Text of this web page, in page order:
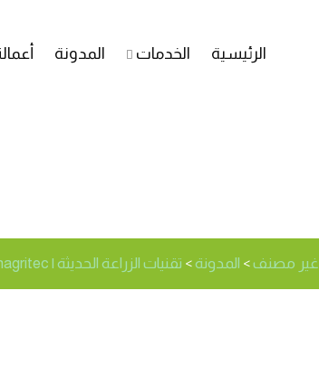
الرئيسية الخدمات المدونة
غير مصنف> المدونة> تقنيات الزراعة الحديثة | Modernagritec